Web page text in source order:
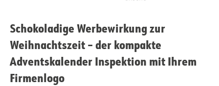
Schokoladige Werbewirkung zur
Weihnachtszeit – der kompakte
Adventskalender Inspektion mit Ihrem
Firmenlogo